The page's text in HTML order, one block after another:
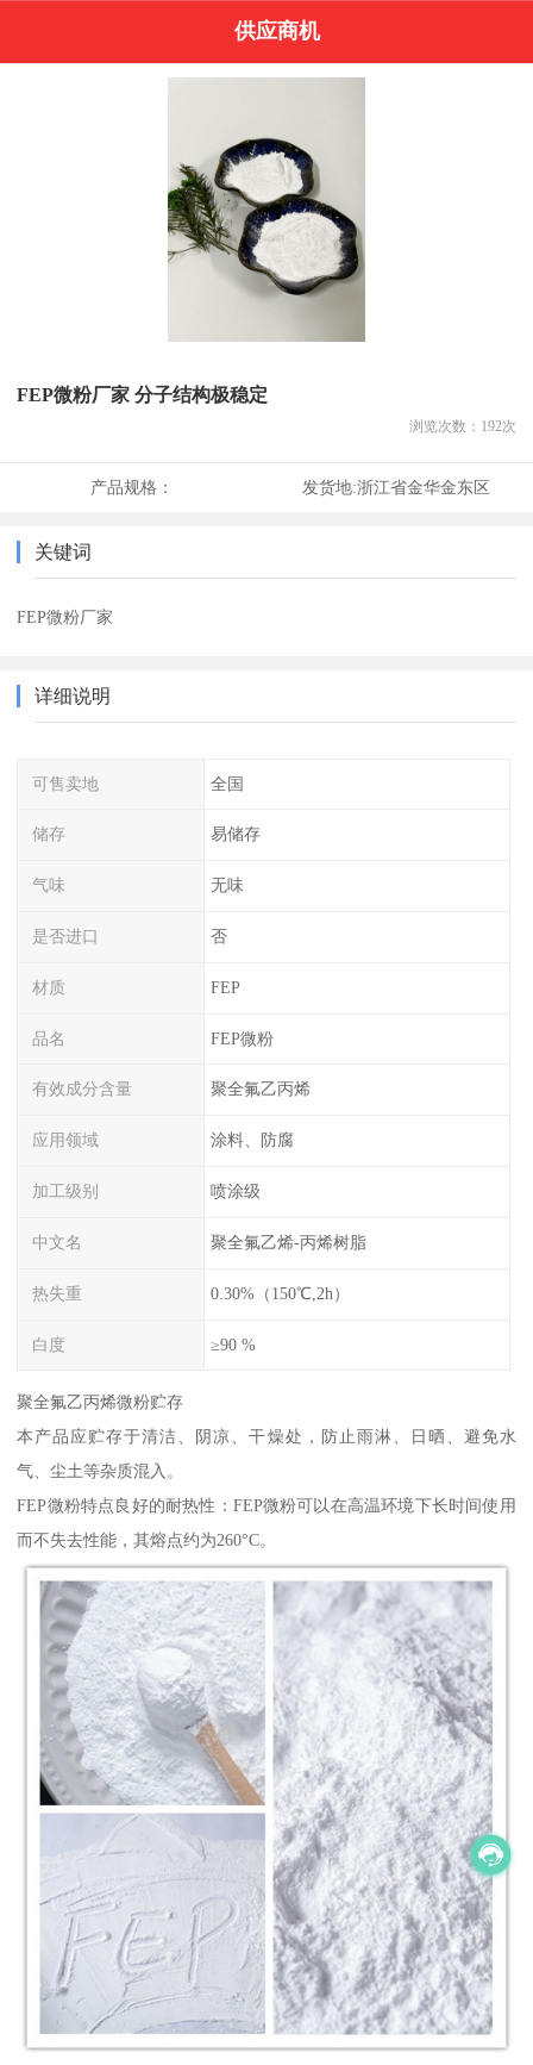
供应商机
FEP微粉厂家 分子结构极稳定
浏览次数： 192次
产品规格： 发货地:浙江省金华金东区
关键词
FEP微粉厂家
详细说明
可售卖地 全国
储存 易储存
气味 无味
是否进口 否
材质 FEP
品名 FEP微粉
有效成分含量 聚全氟乙丙烯
应用领域 涂料、防腐
加工级别 喷涂级
中文名 聚全氟乙烯-丙烯树脂
热失重 0.30%（150℃,2h）
白度 ≥90 %
聚全氟乙丙烯微粉贮存
本产品应贮存于清洁、阴凉、干燥处，防止雨淋、日晒、避免水
气、尘土等杂质混入。
FEP微粉特点良好的耐热性：FEP微粉可以在高温环境下长时间使用
而不失去性能，其熔点约为260°C。